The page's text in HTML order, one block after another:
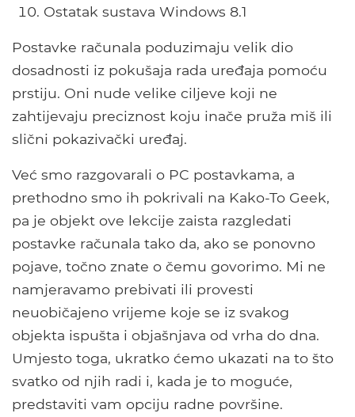
Ostatak sustava Windows 8.1
Postavke računala poduzimaju velik dio
dosadnosti iz pokušaja rada uređaja pomoću
prstiju. Oni nude velike ciljeve koji ne
zahtijevaju preciznost koju inače pruža miš ili
slični pokazivački uređaj.
Već smo razgovarali o PC postavkama, a
prethodno smo ih pokrivali na Kako-To Geek,
pa je objekt ove lekcije zaista razgledati
postavke računala tako da, ako se ponovno
pojave, točno znate o čemu govorimo. Mi ne
namjeravamo prebivati ​​ili provesti
neuobičajeno vrijeme koje se iz svakog
objekta ispušta i objašnjava od vrha do dna.
Umjesto toga, ukratko ćemo ukazati na to što
svatko od njih radi i, kada je to moguće,
predstaviti vam opciju radne površine.